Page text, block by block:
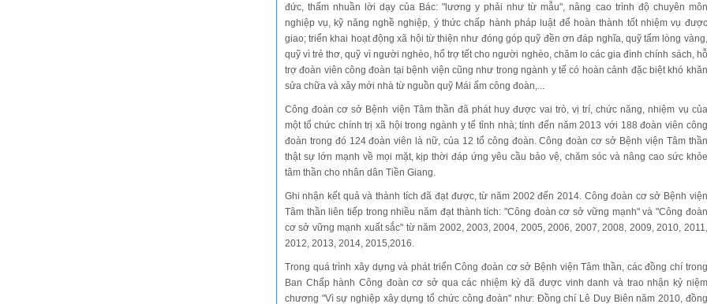
đức, thấm nhuần lời dạy của Bác: "lương y phải như từ mẫu", nâng cao trình độ chuyên môn
nghiệp vụ, kỹ năng nghề nghiệp, ý thức chấp hành pháp luật để hoàn thành tốt nhiệm vụ được
giao; triển khai hoạt động xã hội từ thiện như đóng góp quỹ đền ơn đáp nghĩa, quỹ tấm lòng vàng,
quỹ vì trẻ thơ, quỹ vì người nghèo, hổ trợ tết cho người nghèo, chăm lo các gia đình chính sách, hỗ
trợ đoàn viên công đoàn tại bệnh viện cũng như trong ngành y tế có hoàn cảnh đặc biệt khó khăn
sửa chữa và xây mới nhà từ nguồn quỹ Mái ấm công đoàn,...
Công đoàn cơ sở Bệnh viện Tâm thần đã phát huy được vai trò, vị trí, chức năng, nhiệm vụ của
một tổ chức chính trị xã hội trong ngành y tế tỉnh nhà; tính đến năm 2013 với 188 đoàn viên công
đoàn trong đó 124 đoàn viên là nữ, của 12 tổ công đoàn. Công đoàn cơ sở Bệnh viện Tâm thần
thật sự lớn mạnh về mọi mặt, kịp thời đáp ứng yêu cầu bảo vệ, chăm sóc và nâng cao sức khỏe
tâm thần cho nhân dân Tiền Giang.
Ghi nhận kết quả và thành tích đã đạt được, từ năm 2002 đến 2014. Công đoàn cơ sở Bệnh viện
Tâm thần liên tiếp trong nhiều năm đạt thành tích: "Công đoàn cơ sở vững mạnh" và "Công đoàn
cơ sở vững mạnh xuất sắc" từ năm 2002, 2003, 2004, 2005, 2006, 2007, 2008, 2009, 2010, 2011,
2012, 2013, 2014, 2015,2016.
Trong quá trình xây dựng và phát triển Công đoàn cơ sở Bệnh viện Tâm thần, các đồng chí trong
Ban Chấp hành Công đoàn cơ sở qua các nhiệm kỳ đã được vinh danh và trao nhận kỷ niệm
chương "Vì sự nghiệp xây dựng tổ chức công đoàn" như: Đồng chí Lê Duy Biên năm 2010, đồng